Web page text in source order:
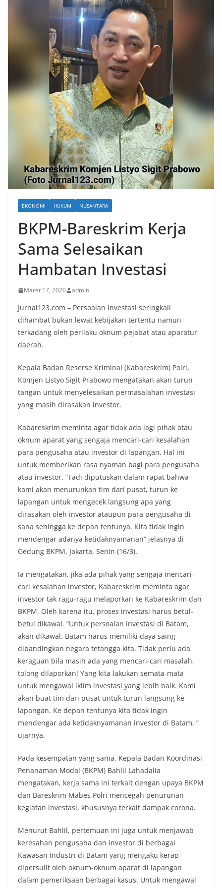
EKONOMI HUKUM NUSANTARA
BKPM-Bareskrim Kerja
Sama Selesaikan
Hambatan Investasi
Maret 17, 2020 admin
Jurnal123.com – Persoalan investasi seringkali
dihambat bukan lewat kebijakan tertentu namun
terkadang oleh perilaku oknum pejabat atau aparatur
daerah.
Kepala Badan Reserse Kriminal (Kabareskrim) Polri,
Komjen Listyo Sigit Prabowo mengatakan akan turun
tangan untuk menyelesaikan permasalahan investasi
yang masih dirasakan investor.
Kabareskrim meminta agar tidak ada lagi pihak atau
oknum aparat yang sengaja mencari-cari kesalahan
para pengusaha atau investor di lapangan. Hal ini
untuk memberikan rasa nyaman bagi para pengusaha
atau investor. “Tadi diputuskan dalam rapat bahwa
kami akan menurunkan tim dari pusat, turun ke
lapangan untuk mengecek langsung apa yang
dirasakan oleh investor ataupun para pengusaha di
sana sehingga ke depan tentunya. Kita tidak ingin
mendengar adanya ketidaknyamanan” jelasnya di
Gedung BKPM, Jakarta, Senin (16/3).
Ia mengatakan, jika ada pihak yang sengaja mencari-
cari kesalahan investor, Kabareskrim meminta agar
investor tak ragu-ragu melaporkan ke Kabareskrim dan
BKPM. Oleh karena itu, proses investasi harus betul-
betul dikawal. “Untuk persoalan investasi di Batam,
akan dikawal. Batam harus memiliki daya saing
dibandingkan negara tetangga kita. Tidak perlu ada
keraguan bila masih ada yang mencari-cari masalah,
tolong dilaporkan! Yang kita lakukan semata-mata
untuk mengawal iklim investasi yang lebih baik. Kami
akan buat tim dari pusat untuk turun langsung ke
lapangan. Ke depan tentunya kita tidak ingin
mendengar ada ketidaknyamanan investor di Batam, ”
ujarnya.
Pada kesempatan yang sama, Kepala Badan Koordinasi
Penanaman Modal (BKPM) Bahlil Lahadalia
mengatakan, kerja sama ini terkait dengan upaya BKPM
dan Bareskrim Mabes Polri mencegah penurunan
kegiatan investasi, khususnya terkait dampak corona.
Menurut Bahlil, pertemuan ini juga untuk menjawab
keresahan pengusaha dan investor di berbagai
Kawasan Industri di Batam yang mengaku kerap
dipersulit oleh oknum-oknum aparat di lapangan
dalam pemeriksaan berbagai kasus. Untuk mengawal